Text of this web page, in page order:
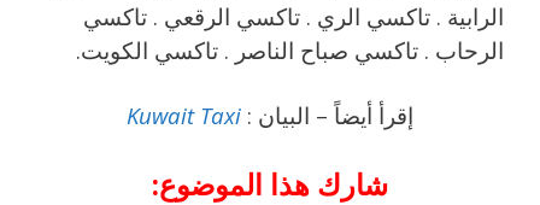
الرابية . تاكسي الري . تاكسي الرقعي . تاكسي
الرحاب . تاكسي صباح الناصر . تاكسي الكويت.
إقرأ أيضاً – البيان : Kuwait Taxi
شارك هذا الموضوع: